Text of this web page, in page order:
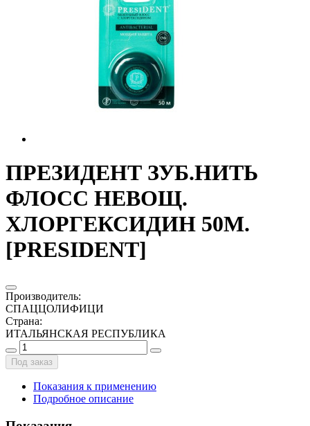
ПРЕЗИДЕНТ ЗУБ.НИТЬ
ФЛОСС НЕВОЩ.
ХЛОРГЕКСИДИН 50М.
[PRESIDENT]
Производитель:
СПАЦЦОЛИФИЦИ
Страна:
ИТАЛЬЯНСКАЯ РЕСПУБЛИКА
Под заказ
Показания к применению
Подробное описание